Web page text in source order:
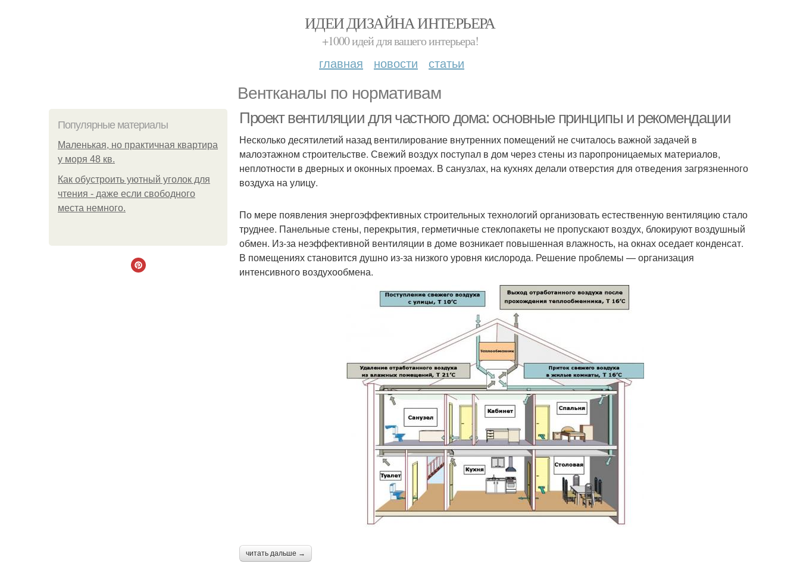
ИДЕИ ДИЗАЙНА ИНТЕРЬЕРА
+1000 идей для вашего интерьера!
главная новости статьи
Вентканалы по нормативам
Популярные материалы
Маленькая, но практичная квартира
у моря 48 кв.
Как обустроить уютный уголок для
чтения - даже если свободного
места немного.
Проект вентиляции для частного дома: основные принципы и рекомендации
Несколько десятилетий назад вентилирование внутренних помещений не считалось важной задачей в
малоэтажном строительстве. Свежий воздух поступал в дом через стены из паропроницаемых материалов,
неплотности в дверных и оконных проемах. В санузлах, на кухнях делали отверстия для отведения загрязненного
воздуха на улицу.
По мере появления энергоэффективных строительных технологий организовать естественную вентиляцию стало
труднее. Панельные стены, перекрытия, герметичные стеклопакеты не пропускают воздух, блокируют воздушный
обмен. Из-за неэффективной вентиляции в доме возникает повышенная влажность, на окнах оседает конденсат.
В помещениях становится душно из-за низкого уровня кислорода. Решение проблемы — организация
интенсивного воздухообмена.
читать дальше →